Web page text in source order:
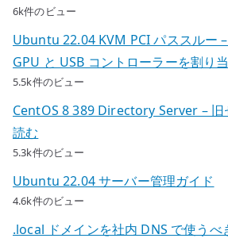
6k件のビュー
Ubuntu 22.04 KVM PCI パススルー
GPU と USB コントローラーを割り
5.5k件のビュー
CentOS 8 389 Directory Server – 旧
読む
5.3k件のビュー
Ubuntu 22.04 サーバー管理ガイド
4.6k件のビュー
.local ドメインを社内 DNS で使うべ